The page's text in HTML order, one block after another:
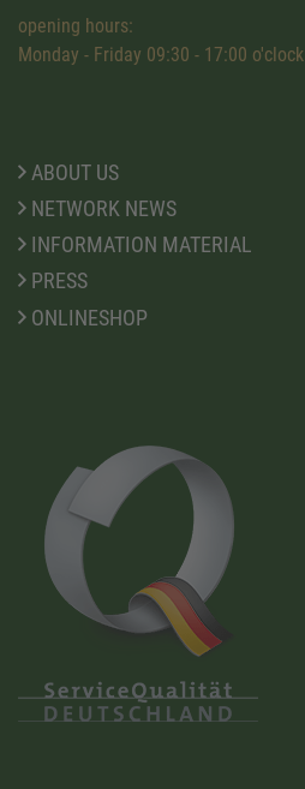
opening hours:
Monday - Friday 09:30 - 17:00 o'clock
ABOUT US
NETWORK NEWS
INFORMATION MATERIAL
PRESS
ONLINESHOP